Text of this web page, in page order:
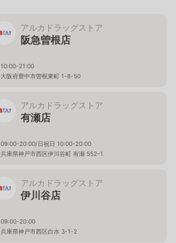
アルカドラッグストア
阪急曽根店
10:00-21:00
大阪府豊中市曽根東町 1-8-50
アルカドラッグストア
有瀬店
09:00-20:00/日祝日 10:00-20:00
兵庫県神戸市西区伊川谷町 有瀬 552-1
アルカドラッグストア
伊川谷店
09:00-20:00
兵庫県神戸市西区白水 3-1-2